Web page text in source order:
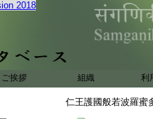
2018
ご挨拶 組織 利
仁王護國般若波羅蜜
無常縱心逸蕩。令
衆生信現天報。動
故。三我慢衆生恒
動知無常故。四呪
心不散故。三令放
念法相故。五令衆
得解脱故。七令隨